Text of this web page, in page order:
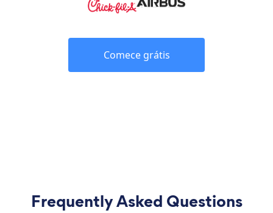
Comece grátis
Frequently Asked Questions